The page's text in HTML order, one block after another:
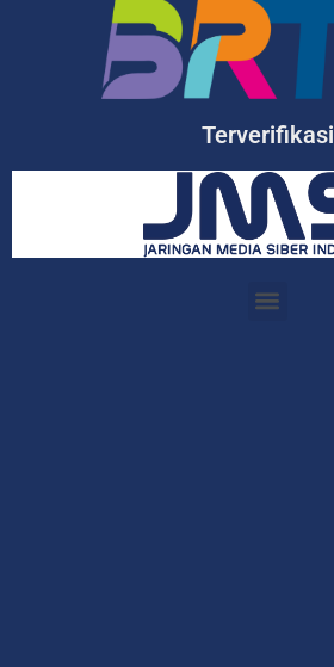
Terverifikasi